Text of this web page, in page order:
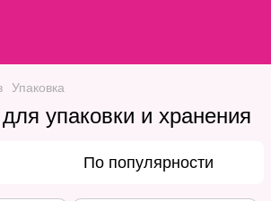
Упаковка
упаковки и хранения
По популярности